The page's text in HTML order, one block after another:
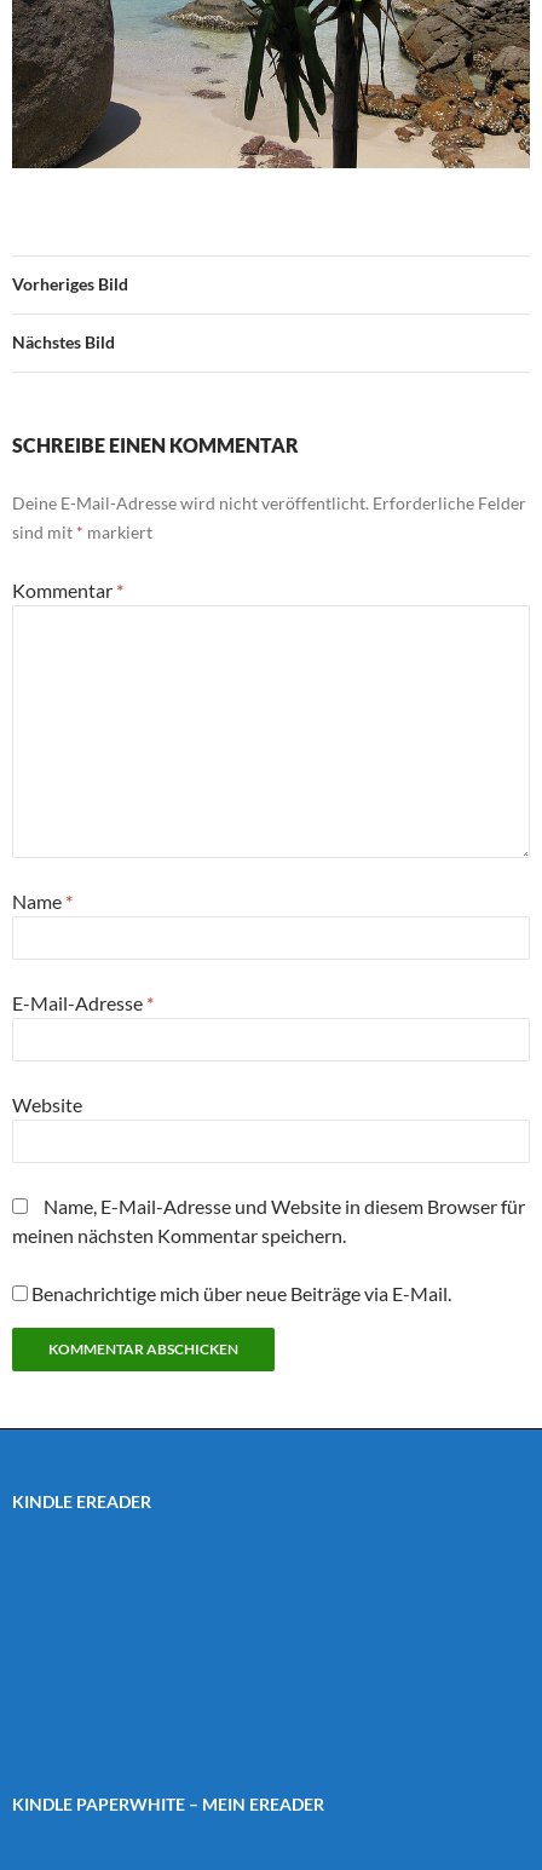
Vorheriges Bild
Nächstes Bild
SCHREIBE EINEN KOMMENTAR
Deine E-Mail-Adresse wird nicht veröffentlicht. Erforderliche Felder
sind mit * markiert
Kommentar *
Name *
E-Mail-Adresse *
Website
Name, E-Mail-Adresse und Website in diesem Browser für
meinen nächsten Kommentar speichern.
Benachrichtige mich über neue Beiträge via E-Mail.
KINDLE EREADER
KINDLE PAPERWHITE – MEIN EREADER